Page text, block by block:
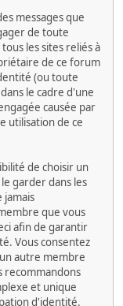
messages que
de toute
les sites reliés à
de ce forum
(ou toute
le cadre d'une
causée par
utilisation de ce
de choisir un
garder dans les
jamais
que vous
afin de garantir
Vous consentez
autre membre
recommandons
et unique
d'identité.